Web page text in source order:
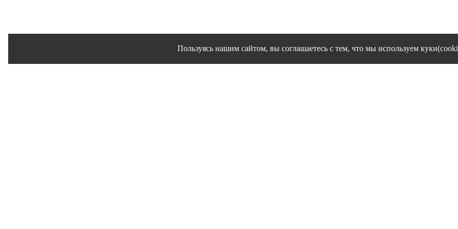
Пользуясь нашим сайтом, вы соглашаетесь с тем, что мы используем